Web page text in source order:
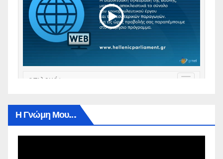
Η Γνώμη Μου…